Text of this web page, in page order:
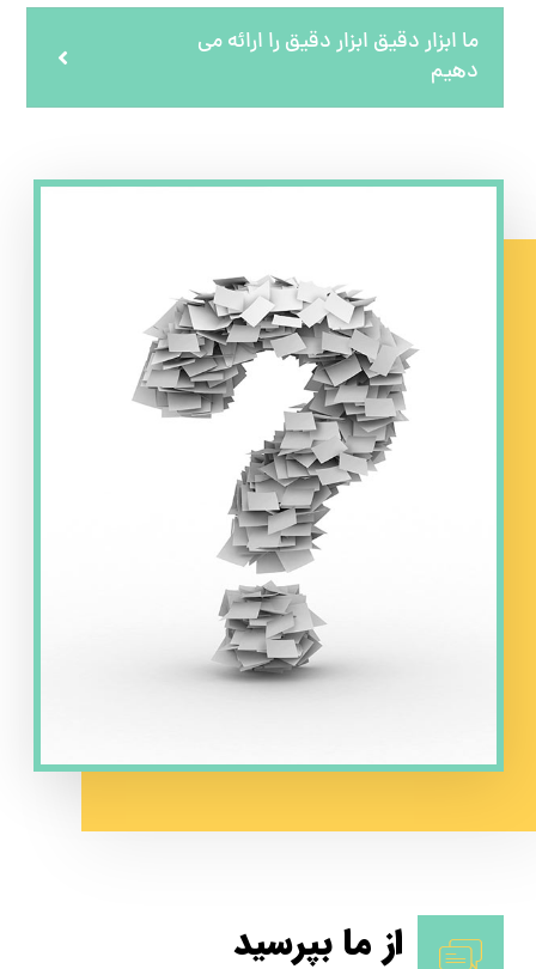
ما ابزار دقیق ابزار دقیق را ارائه می
دهیم
از ما بپرسید